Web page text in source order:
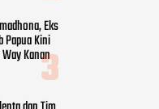
Eks
Papua Kini
Kanan